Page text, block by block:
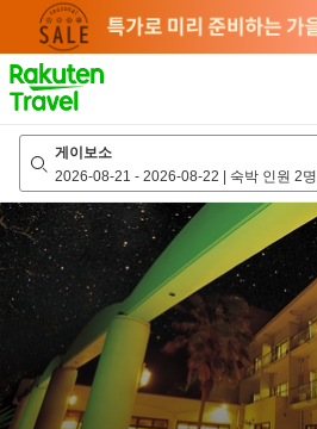
page
게이보소
2026-08-21 - 2026-08-22 | 숙박 인원 2명